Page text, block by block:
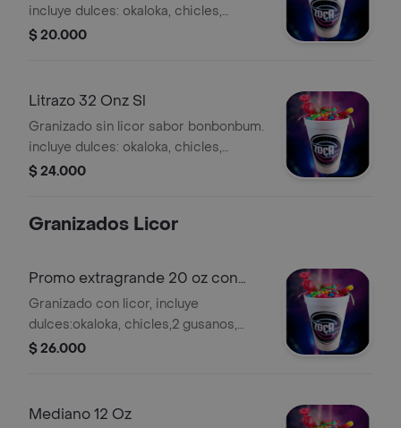
incluye dulces: okaloka, chicles,
bonbom, 2 gusanitos,cable acido,
$ 20.000
Litrazo 32 Onz Sl
Granizado sin licor sabor bonbonbum.
incluye dulces: okaloka, chicles,
bonbom, 2 gusanitos,cable acido,
$ 24.000
Granizados Licor
Promo extragrande 20 oz con
licor
Granizado con licor, incluye
dulces:okaloka, chicles,2 gusanos,
bonbom,candy,tocineta,barrilete
$ 26.000
Mediano 12 Oz